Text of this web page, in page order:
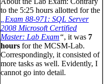
to the 5:25 hours allotted for the
„Exam 88-971: SQL Server
2008 Microsoft Certified
Master: Lab Exam“, it was 7
hours for the MCSM-Lab.
Correspondingly, it consisted of
more tasks as well. Evidently, I
cannot go into detail.